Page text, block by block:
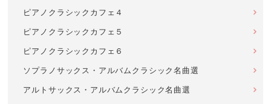
ピアノクラシックカフェ４
ピアノクラシックカフェ５
ピアノクラシックカフェ６
ソプラノサックス・アルバムクラシック名曲選
アルトサックス・アルバムクラシック名曲選